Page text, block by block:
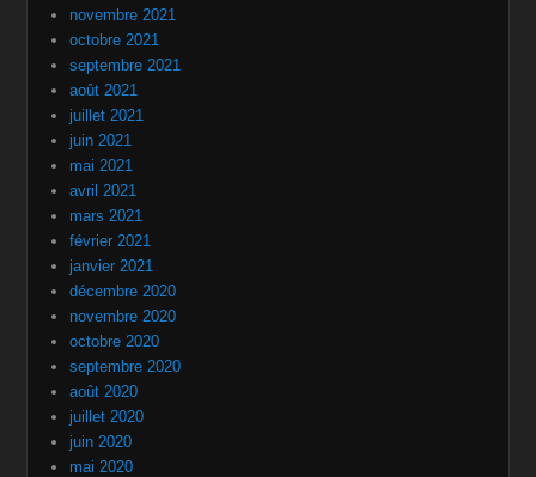
novembre 2021
octobre 2021
septembre 2021
août 2021
juillet 2021
juin 2021
mai 2021
avril 2021
mars 2021
février 2021
janvier 2021
décembre 2020
novembre 2020
octobre 2020
septembre 2020
août 2020
juillet 2020
juin 2020
mai 2020